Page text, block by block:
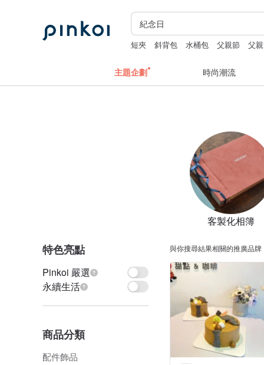
短夾 斜背包 水桶包 父親節 父
主題企劃 時尚潮流
客製化相簿
特色亮點
Pinkoi 嚴選
永續生活
商品分類
配件飾品
與你搜尋結果相關的推廣品牌